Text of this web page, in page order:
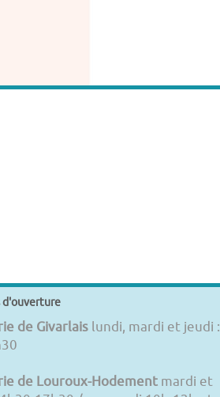
d'ouverture
de Givarlais lundi, mardi et jeudi :
de Louroux-Hodement mardi et